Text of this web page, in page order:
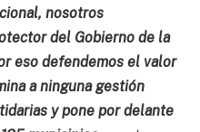
nosotros
del Gobierno de la
eso defendemos el valor
a ninguna gestión
y pone por delante